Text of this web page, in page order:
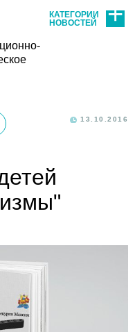
КАТЕГОРИИ
НОВОСТЕЙ
13.10.2016